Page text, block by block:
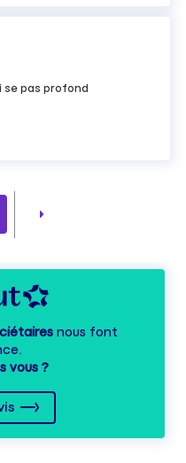
se pas profond
nous font
vous ?